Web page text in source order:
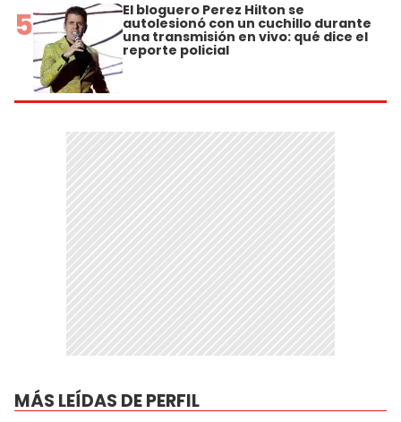
5 El bloguero Perez Hilton se
autolesionó con un cuchillo durante
una transmisión en vivo: qué dice el
reporte policial
MÁS LEÍDAS DE PERFIL